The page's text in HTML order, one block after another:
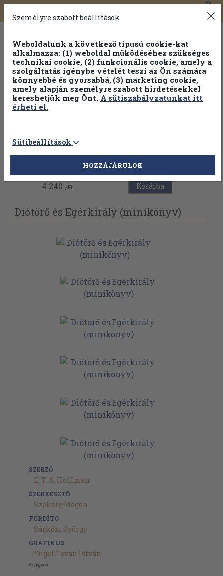
Toggle
navigation
0
Vissza az előző oldalra
4.240 ,-Ft Kosárba
Diótörő és Egérkirály (minikönyv)
SZERZŐ
E. T. A. Hoffman
SZERKESZTŐ
Székely Magda
FORDÍTÓ
Sárközi György
GRAFIKUS
Engel Tevan István
Budapest
Személyre szabott beállítások
Weboldalunk a következő típusú cookie-kat
alkalmazza: (1) weboldal működéséhez szükséges
technikai cookie, (2) funkcionális cookie, amely a
szolgáltatás igénybe vételét teszi az Ön számára
könnyebbé és gyorsabbá, (3) marketing cookie,
amely alapján személyre szabott hirdetésekkel
kereshetjük meg Önt. A sütiszabályzatunkat itt
érheti el.
Sütibeállítások
HOZZÁJÁRULOK